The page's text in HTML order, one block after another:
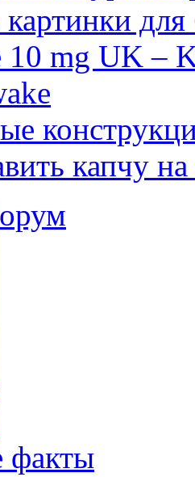
картинки
mg UK –
капчу
факты